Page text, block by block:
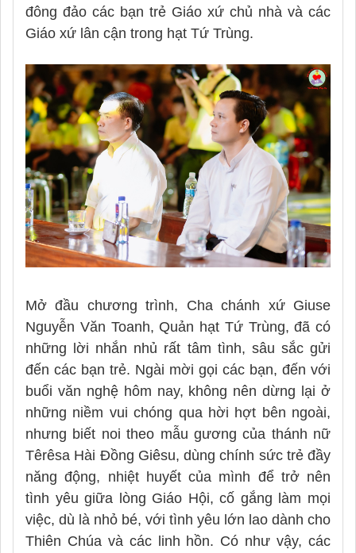
đông đảo các bạn trẻ Giáo xứ chủ nhà và các
Giáo xứ lân cận trong hạt Tứ Trùng.
Mở đầu chương trình, Cha chánh xứ Giuse
Nguyễn Văn Toanh, Quản hạt Tứ Trùng, đã có
những lời nhắn nhủ rất tâm tình, sâu sắc gửi
đến các bạn trẻ. Ngài mời gọi các bạn, đến với
buổi văn nghệ hôm nay, không nên dừng lại ở
những niềm vui chóng qua hời hợt bên ngoài,
nhưng biết noi theo mẫu gương của thánh nữ
Têrêsa Hài Đồng Giêsu, dùng chính sức trẻ đầy
năng động, nhiệt huyết của mình để trở nên
tình yêu giữa lòng Giáo Hội, cố gắng làm mọi
việc, dù là nhỏ bé, với tình yêu lớn lao dành cho
Thiên Chúa và các linh hồn. Có như vậy, các